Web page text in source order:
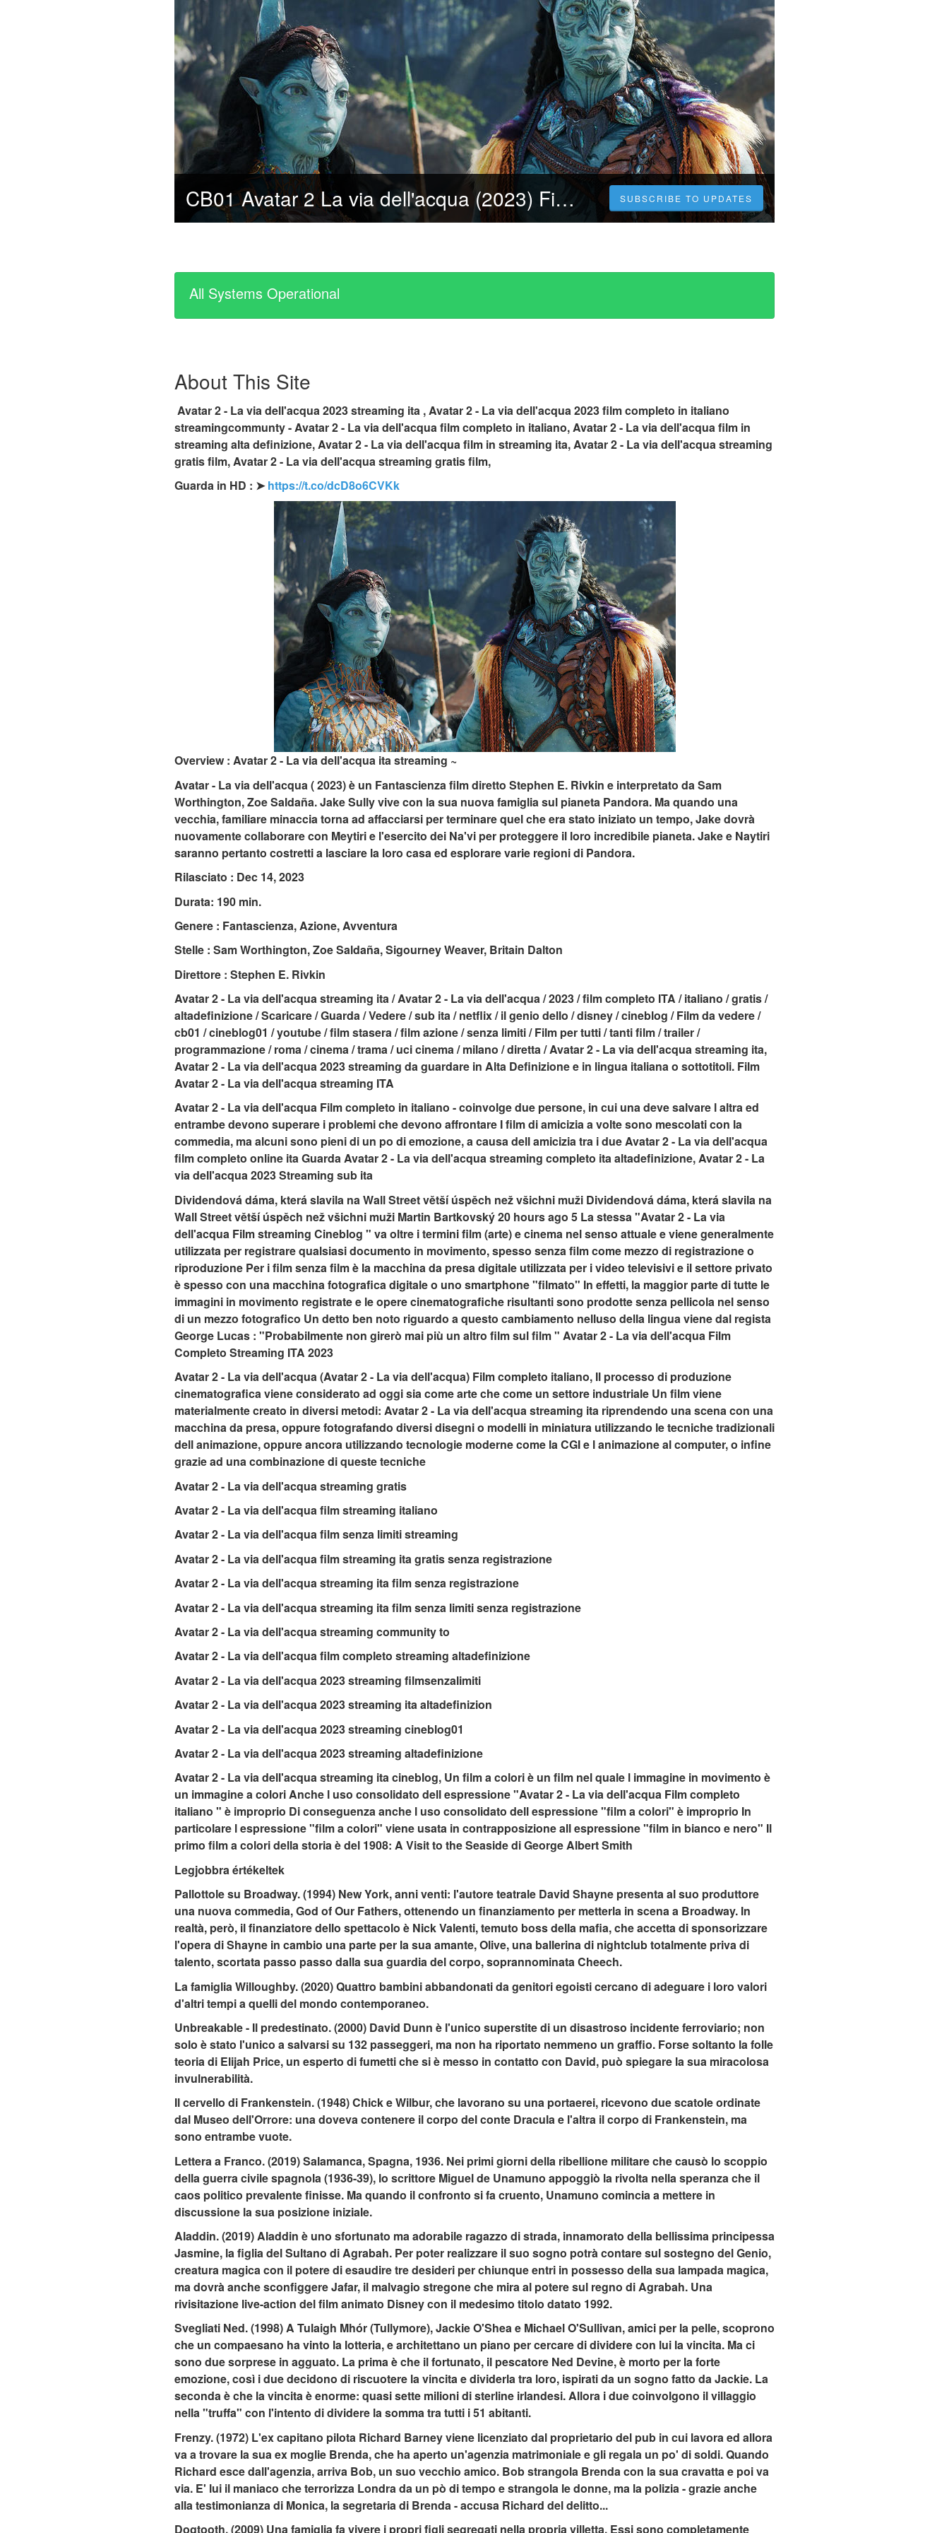
CB01 Avatar 2 La via dell'acqua (2023) Film Intero | Streaming Italiano In Alta Definizione SUBSCRIBE TO UPDATES
All Systems Operational
About This Site
Avatar 2 - La via dell'acqua 2023 streaming ita , Avatar 2 - La via dell'acqua 2023 film completo in italiano
streamingcommunty - Avatar 2 - La via dell'acqua film completo in italiano, Avatar 2 - La via dell'acqua film in
streaming alta definizione, Avatar 2 - La via dell'acqua film in streaming ita, Avatar 2 - La via dell'acqua streaming
gratis film, Avatar 2 - La via dell'acqua streaming gratis film,
Guarda in HD : ➤https://t.co/dcD8o6CVKk
Overview : Avatar 2 - La via dell'acqua ita streaming ~
Avatar - La via dell'acqua ( 2023) è un Fantascienza film diretto Stephen E. Rivkin e interpretato da Sam
Worthington, Zoe Saldaña. Jake Sully vive con la sua nuova famiglia sul pianeta Pandora. Ma quando una
vecchia, familiare minaccia torna ad affacciarsi per terminare quel che era stato iniziato un tempo, Jake dovrà
nuovamente collaborare con Meytiri e l'esercito dei Na'vi per proteggere il loro incredibile pianeta. Jake e Naytiri
saranno pertanto costretti a lasciare la loro casa ed esplorare varie regioni di Pandora.
Rilasciato : Dec 14, 2023
Durata: 190 min.
Genere : Fantascienza, Azione, Avventura
Stelle : Sam Worthington, Zoe Saldaña, Sigourney Weaver, Britain Dalton
Direttore : Stephen E. Rivkin
Avatar 2 - La via dell'acqua streaming ita / Avatar 2 - La via dell'acqua / 2023 / film completo ITA / italiano / gratis /
altadefinizione / Scaricare / Guarda / Vedere / sub ita / netflix / il genio dello / disney / cineblog / Film da vedere /
cb01 / cineblog01 / youtube / film stasera / film azione / senza limiti / Film per tutti / tanti film / trailer /
programmazione / roma / cinema / trama / uci cinema / milano / diretta / Avatar 2 - La via dell'acqua streaming ita,
Avatar 2 - La via dell'acqua 2023 streaming da guardare in Alta Definizione e in lingua italiana o sottotitoli. Film
Avatar 2 - La via dell'acqua streaming ITA
Avatar 2 - La via dell'acqua Film completo in italiano - coinvolge due persone, in cui una deve salvare l altra ed
entrambe devono superare i problemi che devono affrontare I film di amicizia a volte sono mescolati con la
commedia, ma alcuni sono pieni di un po di emozione, a causa dell amicizia tra i due Avatar 2 - La via dell'acqua
film completo online ita Guarda Avatar 2 - La via dell'acqua streaming completo ita altadefinizione, Avatar 2 - La
via dell'acqua 2023 Streaming sub ita
Dividendová dáma, která slavila na Wall Street větší úspěch než všichni muži Dividendová dáma, která slavila na
Wall Street větší úspěch než všichni muži Martin Bartkovský 20 hours ago 5 La stessa "Avatar 2 - La via
dell'acqua Film streaming Cineblog " va oltre i termini film (arte) e cinema nel senso attuale e viene generalmente
utilizzata per registrare qualsiasi documento in movimento, spesso senza film come mezzo di registrazione o
riproduzione Per i film senza film è la macchina da presa digitale utilizzata per i video televisivi e il settore privato
è spesso con una macchina fotografica digitale o uno smartphone "filmato" In effetti, la maggior parte di tutte le
immagini in movimento registrate e le opere cinematografiche risultanti sono prodotte senza pellicola nel senso
di un mezzo fotografico Un detto ben noto riguardo a questo cambiamento nelluso della lingua viene dal regista
George Lucas : "Probabilmente non girerò mai più un altro film sul film " Avatar 2 - La via dell'acqua Film
Completo Streaming ITA 2023
Avatar 2 - La via dell'acqua (Avatar 2 - La via dell'acqua) Film completo italiano, Il processo di produzione
cinematografica viene considerato ad oggi sia come arte che come un settore industriale Un film viene
materialmente creato in diversi metodi: Avatar 2 - La via dell'acqua streaming ita riprendendo una scena con una
macchina da presa, oppure fotografando diversi disegni o modelli in miniatura utilizzando le tecniche tradizionali
dell animazione, oppure ancora utilizzando tecnologie moderne come la CGI e l animazione al computer, o infine
grazie ad una combinazione di queste tecniche
Avatar 2 - La via dell'acqua streaming gratis
Avatar 2 - La via dell'acqua film streaming italiano
Avatar 2 - La via dell'acqua film senza limiti streaming
Avatar 2 - La via dell'acqua film streaming ita gratis senza registrazione
Avatar 2 - La via dell'acqua streaming ita film senza registrazione
Avatar 2 - La via dell'acqua streaming ita film senza limiti senza registrazione
Avatar 2 - La via dell'acqua streaming community to
Avatar 2 - La via dell'acqua film completo streaming altadefinizione
Avatar 2 - La via dell'acqua 2023 streaming filmsenzalimiti
Avatar 2 - La via dell'acqua 2023 streaming ita altadefinizion
Avatar 2 - La via dell'acqua 2023 streaming cineblog01
Avatar 2 - La via dell'acqua 2023 streaming altadefinizione
Avatar 2 - La via dell'acqua streaming ita cineblog, Un film a colori è un film nel quale l immagine in movimento è
un immagine a colori Anche l uso consolidato dell espressione "Avatar 2 - La via dell'acqua Film completo
italiano " è improprio Di conseguenza anche l uso consolidato dell espressione "film a colori" è improprio In
particolare l espressione "film a colori" viene usata in contrapposizione all espressione "film in bianco e nero" Il
primo film a colori della storia è del 1908: A Visit to the Seaside di George Albert Smith
Legjobbra értékeltek
Pallottole su Broadway. (1994) New York, anni venti: l'autore teatrale David Shayne presenta al suo produttore
una nuova commedia, God of Our Fathers, ottenendo un finanziamento per metterla in scena a Broadway. In
realtà, però, il finanziatore dello spettacolo è Nick Valenti, temuto boss della mafia, che accetta di sponsorizzare
l'opera di Shayne in cambio una parte per la sua amante, Olive, una ballerina di nightclub totalmente priva di
talento, scortata passo passo dalla sua guardia del corpo, soprannominata Cheech.
La famiglia Willoughby. (2020) Quattro bambini abbandonati da genitori egoisti cercano di adeguare i loro valori
d'altri tempi a quelli del mondo contemporaneo.
Unbreakable - Il predestinato. (2000) David Dunn è l'unico superstite di un disastroso incidente ferroviario; non
solo è stato l'unico a salvarsi su 132 passeggeri, ma non ha riportato nemmeno un graffio. Forse soltanto la folle
teoria di Elijah Price, un esperto di fumetti che si è messo in contatto con David, può spiegare la sua miracolosa
invulnerabilità.
Il cervello di Frankenstein. (1948) Chick e Wilbur, che lavorano su una portaerei, ricevono due scatole ordinate
dal Museo dell'Orrore: una doveva contenere il corpo del conte Dracula e l'altra il corpo di Frankenstein, ma
sono entrambe vuote.
Lettera a Franco. (2019) Salamanca, Spagna, 1936. Nei primi giorni della ribellione militare che causò lo scoppio
della guerra civile spagnola (1936-39), lo scrittore Miguel de Unamuno appoggiò la rivolta nella speranza che il
caos politico prevalente finisse. Ma quando il confronto si fa cruento, Unamuno comincia a mettere in
discussione la sua posizione iniziale.
Aladdin. (2019) Aladdin è uno sfortunato ma adorabile ragazzo di strada, innamorato della bellissima principessa
Jasmine, la figlia del Sultano di Agrabah. Per poter realizzare il suo sogno potrà contare sul sostegno del Genio,
creatura magica con il potere di esaudire tre desideri per chiunque entri in possesso della sua lampada magica,
ma dovrà anche sconfiggere Jafar, il malvagio stregone che mira al potere sul regno di Agrabah. Una
rivisitazione live-action del film animato Disney con il medesimo titolo datato 1992.
Svegliati Ned. (1998) A Tulaigh Mhór (Tullymore), Jackie O'Shea e Michael O'Sullivan, amici per la pelle, scoprono
che un compaesano ha vinto la lotteria, e architettano un piano per cercare di dividere con lui la vincita. Ma ci
sono due sorprese in agguato. La prima è che il fortunato, il pescatore Ned Devine, è morto per la forte
emozione, così i due decidono di riscuotere la vincita e dividerla tra loro, ispirati da un sogno fatto da Jackie. La
seconda è che la vincita è enorme: quasi sette milioni di sterline irlandesi. Allora i due coinvolgono il villaggio
nella "truffa" con l'intento di dividere la somma tra tutti i 51 abitanti.
Frenzy. (1972) L'ex capitano pilota Richard Barney viene licenziato dal proprietario del pub in cui lavora ed allora
va a trovare la sua ex moglie Brenda, che ha aperto un'agenzia matrimoniale e gli regala un po' di soldi. Quando
Richard esce dall'agenzia, arriva Bob, un suo vecchio amico. Bob strangola Brenda con la sua cravatta e poi va
via. E' lui il maniaco che terrorizza Londra da un pò di tempo e strangola le donne, ma la polizia - grazie anche
alla testimonianza di Monica, la segretaria di Brenda - accusa Richard del delitto...
Dogtooth. (2009) Una famiglia fa vivere i propri figli segregati nella propria villetta. Essi sono completamente